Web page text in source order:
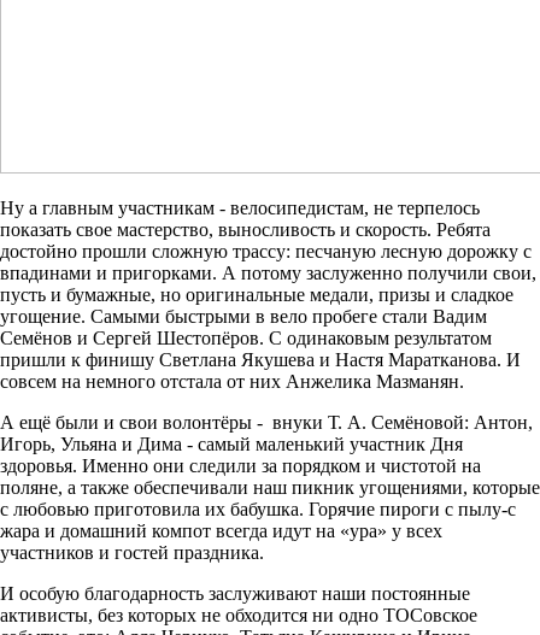
Ну а главным участникам - велосипедистам, не терпелось
показать свое мастерство, выносливость и скорость. Ребята
достойно прошли сложную трассу: песчаную лесную дорожку с
впадинами и пригорками. А потому заслуженно получили свои,
пусть и бумажные, но оригинальные медали, призы и сладкое
угощение. Самыми быстрыми в вело пробеге стали Вадим
Семёнов и Сергей Шестопёров. С одинаковым результатом
пришли к финишу Светлана Якушева и Настя Маратканова. И
совсем на немного отстала от них Анжелика Мазманян.
А ещё были и свои волонтёры - внуки Т. А. Семёновой: Антон,
Игорь, Ульяна и Дима - самый маленький участник Дня
здоровья. Именно они следили за порядком и чистотой на
поляне, а также обеспечивали наш пикник угощениями, которые
с любовью приготовила их бабушка. Горячие пироги с пылу-с
жара и домашний компот всегда идут на «ура» у всех
участников и гостей праздника.
И особую благодарность заслуживают наши постоянные
активисты, без которых не обходится ни одно ТОСовское